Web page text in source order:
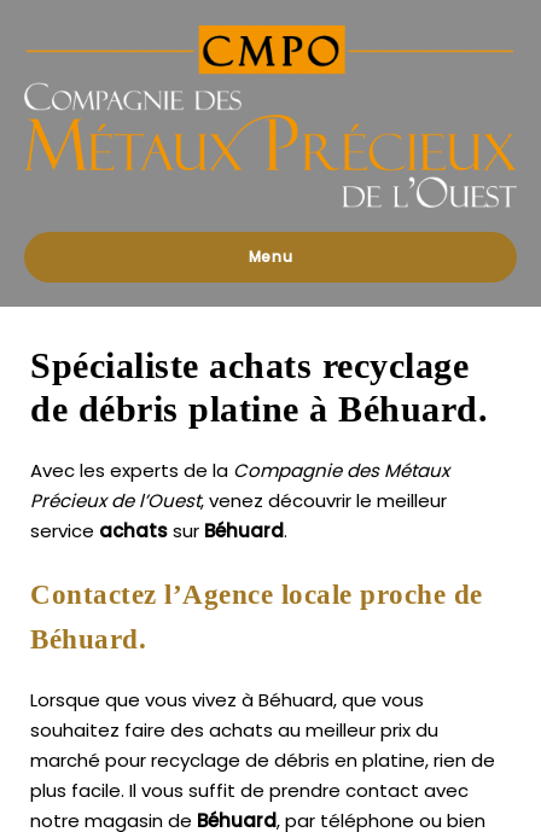
des
Précieux
l'Ouest
Menu
Spécialiste achats recyclage
de débris platine à Béhuard.
Avec les experts de la Compagnie des Métaux
Précieux de l’Ouest, venez découvrir le meilleur
service achatssur Béhuard.
Contactez l’Agence locale proche de
Béhuard.
Lorsque que vous vivez à Béhuard, que vous
souhaitez faire des achats au meilleur prix du
marché pour recyclage de débris en platine, rien de
plus facile. Il vous suffit de prendre contact avec
notre magasin de Béhuard, par téléphone ou bien